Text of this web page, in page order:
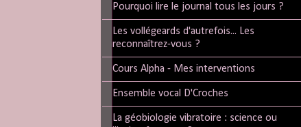
Pourquoi lire le journal tous les jours ?
Les vollégeards d'autrefois... Les
reconnaîtrez-vous ?
Cours Alpha - Mes interventions
Ensemble vocal D'Croches
La géobiologie vibratoire : science ou